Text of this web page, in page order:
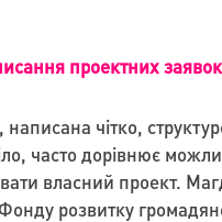
проектних
написана чітко,
часто дорівнює
власний проект.
Фонду розвитку